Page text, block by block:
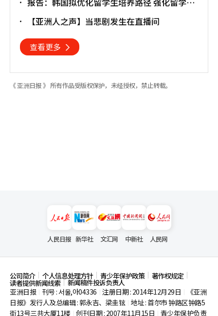
【亚洲人之声】当悲剧发生在直播间
查看更多
《 亚洲日报 》 所有作品受版权保护，未经授权，禁止转载。
人民日报 新华社 文汇网 中新社 人民网
公司简介 个人信息处理方针 青少年保护政策 著作权规定
读者提供新闻线索
新闻稿件投诉负责人
亚洲日报
刊号 : 서울,아04336 注册日期 : 2014年12月29日
《亚洲
日报》发行人及总编辑 : 郭永吉、梁圭铉 地址 : 首尔市钟路区钟路5
街13号三共大厦11楼 创刊日期 : 2007年11月15日 青少年保护负责